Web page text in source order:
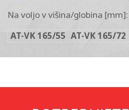
Na voljo v višina/globina [mm]:
AT-VK 165/55 AT-VK 165/72